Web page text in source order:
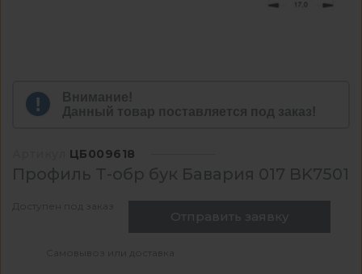
Внимание!
Данный товар поставляется под заказ!
ЦБ009618
Профиль Т-обр бук Бавария 017 BK7501
Доступен под заказ
Отправить заявку
Самовывоз или доставка